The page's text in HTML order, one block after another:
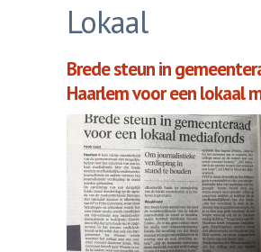
Lokaal
Brede steun in
Haarlem voor een lokaal